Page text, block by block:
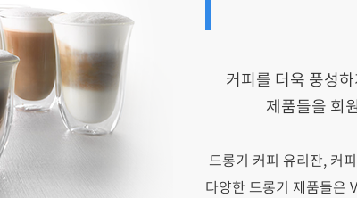
커피를 더욱 풍성
제품들을 회
드롱기 커피 유리잔, 커
다양한 드롱기 제품들은